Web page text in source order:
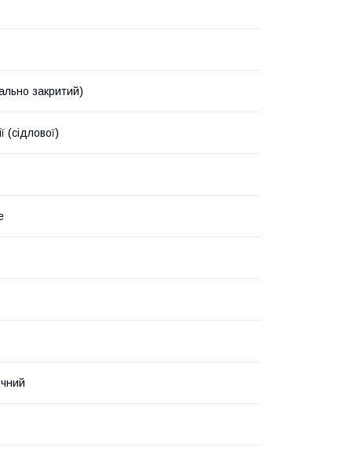
закритий)
(сідлової)